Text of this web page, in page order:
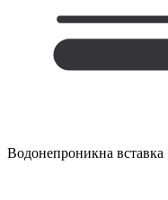
Водонепроникна вставка